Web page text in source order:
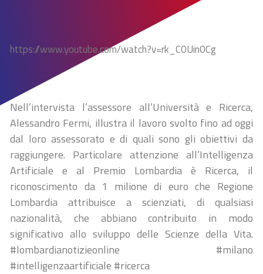
https://www.youtube.com/watch?v=rk_C0Uin0Cg
Nell’intervista l’assessore all’Università e Ricerca,
Alessandro Fermi, illustra il lavoro svolto fino ad oggi
dal loro assessorato e di quali sono gli obiettivi da
raggiungere. Particolare attenzione all’Intelligenza
Artificiale e al Premio Lombardia è Ricerca, il
riconoscimento da 1 milione di euro che Regione
Lombardia attribuisce a scienziati, di qualsiasi
nazionalità, che abbiano contribuito in modo
significativo allo sviluppo delle Scienze della Vita.
#lombardianotizieonline #milano
#intelligenzaartificiale #ricerca